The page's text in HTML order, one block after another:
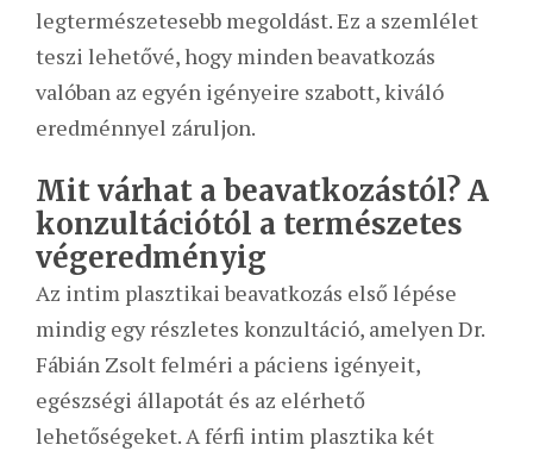
legtermészetesebb megoldást. Ez a szemlélet
teszi lehetővé, hogy minden beavatkozás
valóban az egyén igényeire szabott, kiváló
eredménnyel záruljon.
Mit várhat a beavatkozástól? A
konzultációtól a természetes
végeredményig
Az intim plasztikai beavatkozás első lépése
mindig egy részletes konzultáció, amelyen Dr.
Fábián Zsolt felméri a páciens igényeit,
egészségi állapotát és az elérhető
lehetőségeket. A férfi intim plasztika két